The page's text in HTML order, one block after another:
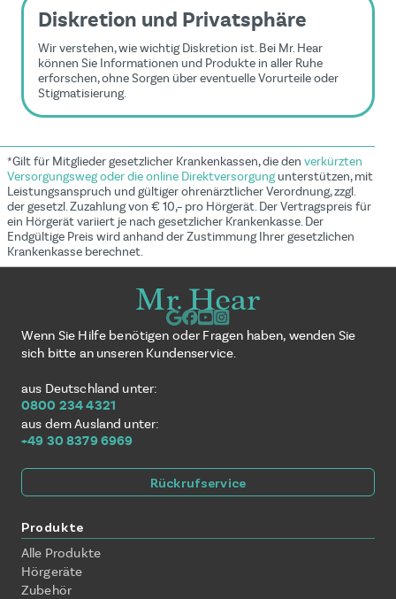
Diskretion und Privatsphäre
Wir verstehen, wie wichtig Diskretion ist. Bei Mr. Hear
können Sie Informationen und Produkte in aller Ruhe
erforschen, ohne Sorgen über eventuelle Vorurteile oder
Stigmatisierung.
*Gilt für Mitglieder gesetzlicher Krankenkassen, die den verkürzten
Versorgungsweg oder die online Direktversorgungunterstützen, mit
Leistungsanspruch und gültiger ohrenärztlicher Verordnung, zzgl.
der gesetzl. Zuzahlung von € 10,– pro Hörgerät. Der Vertragspreis für
ein Hörgerät variiert je nach gesetzlicher Krankenkasse. Der
Endgültige Preis wird anhand der Zustimmung Ihrer gesetzlichen
Krankenkasse berechnet.
Wenn Sie Hilfe benötigen oder Fragen haben, wenden Sie
sich bitte an unseren Kundenservice.
aus Deutschland unter:
0800 234 4321
aus dem Ausland unter:
+49 30 8379 6969
Rückrufservice
Produkte
Alle Produkte
Hörgeräte
Zubehör